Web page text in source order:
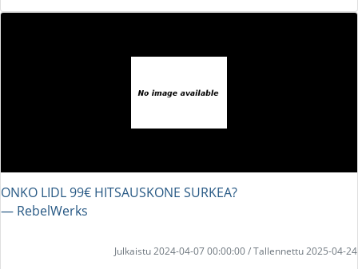
ONKO LIDL 99€ HITSAUSKONE SURKEA?
― RebelWerks
Julkaistu 2024-04-07 00:00:00 / Tallennettu 2025-04-24